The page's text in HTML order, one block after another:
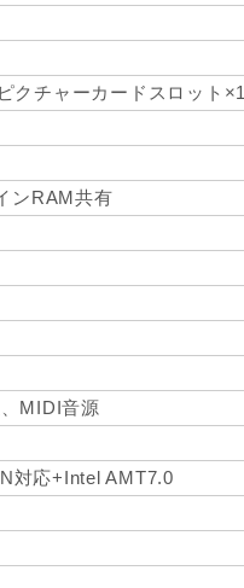
クチャーカードスロット×1
ンRAM共有
MIDI音源
対応+Intel AMT7.0